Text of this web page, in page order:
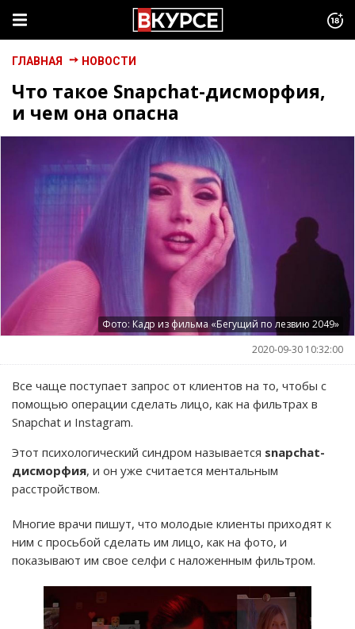
ГЛАВНАЯ НОВОСТИ
Что такое Snapchat-дисморфия,
и чем она опасна
Фото: Кадр из фильма «Бегущий по лезвию 2049»
2020-09-30 10:32:00
Все чаще поступает запрос от клиентов на то, чтобы с
помощью операции сделать лицо, как на фильтрах в
Snapchat и Instagram.
Этот психологический синдром называется snapchat-
дисморфия, и он уже считается ментальным
расстройством.
Многие врачи пишут, что молодые клиенты приходят к
ним с просьбой сделать им лицо, как на фото, и
показывают им свое селфи с наложенным фильтром.